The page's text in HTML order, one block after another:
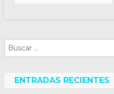
ENTRADAS RECIENTES